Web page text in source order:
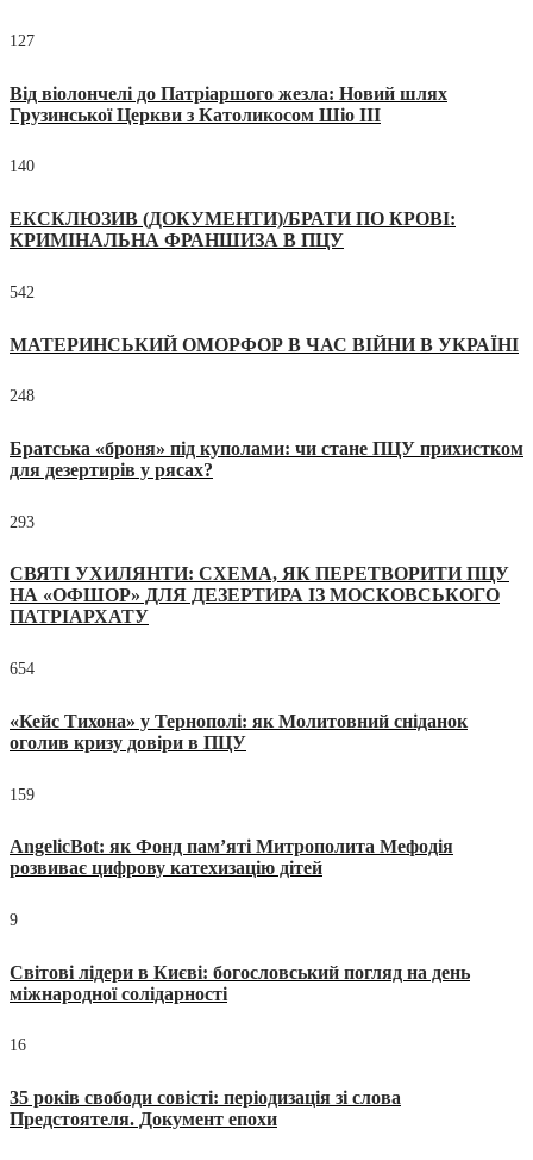
127
Від віолончелі до Патріаршого жезла: Новий шлях
Грузинської Церкви з Католикосом Шіо III
140
ЕКСКЛЮЗИВ (ДОКУМЕНТИ)/БРАТИ ПО КРОВІ:
КРИМІНАЛЬНА ФРАНШИЗА В ПЦУ
542
МАТЕРИНСЬКИЙ ОМОРФОР В ЧАС ВІЙНИ В УКРАЇНІ
248
Братська «броня» під куполами: чи стане ПЦУ прихистком
для дезертирів у рясах?
293
СВЯТІ УХИЛЯНТИ: СХЕМА, ЯК ПЕРЕТВОРИТИ ПЦУ
НА «ОФШОР» ДЛЯ ДЕЗЕРТИРА ІЗ МОСКОВСЬКОГО
ПАТРІАРХАТУ
654
«Кейс Тихона» у Тернополі: як Молитовний сніданок
оголив кризу довіри в ПЦУ
159
AngelicBot: як Фонд пам’яті Митрополита Мефодія
розвиває цифрову катехизацію дітей
9
Світові лідери в Києві: богословський погляд на день
міжнародної солідарності
16
35 років свободи совісті: періодизація зі слова
Предстоятеля. Документ епохи